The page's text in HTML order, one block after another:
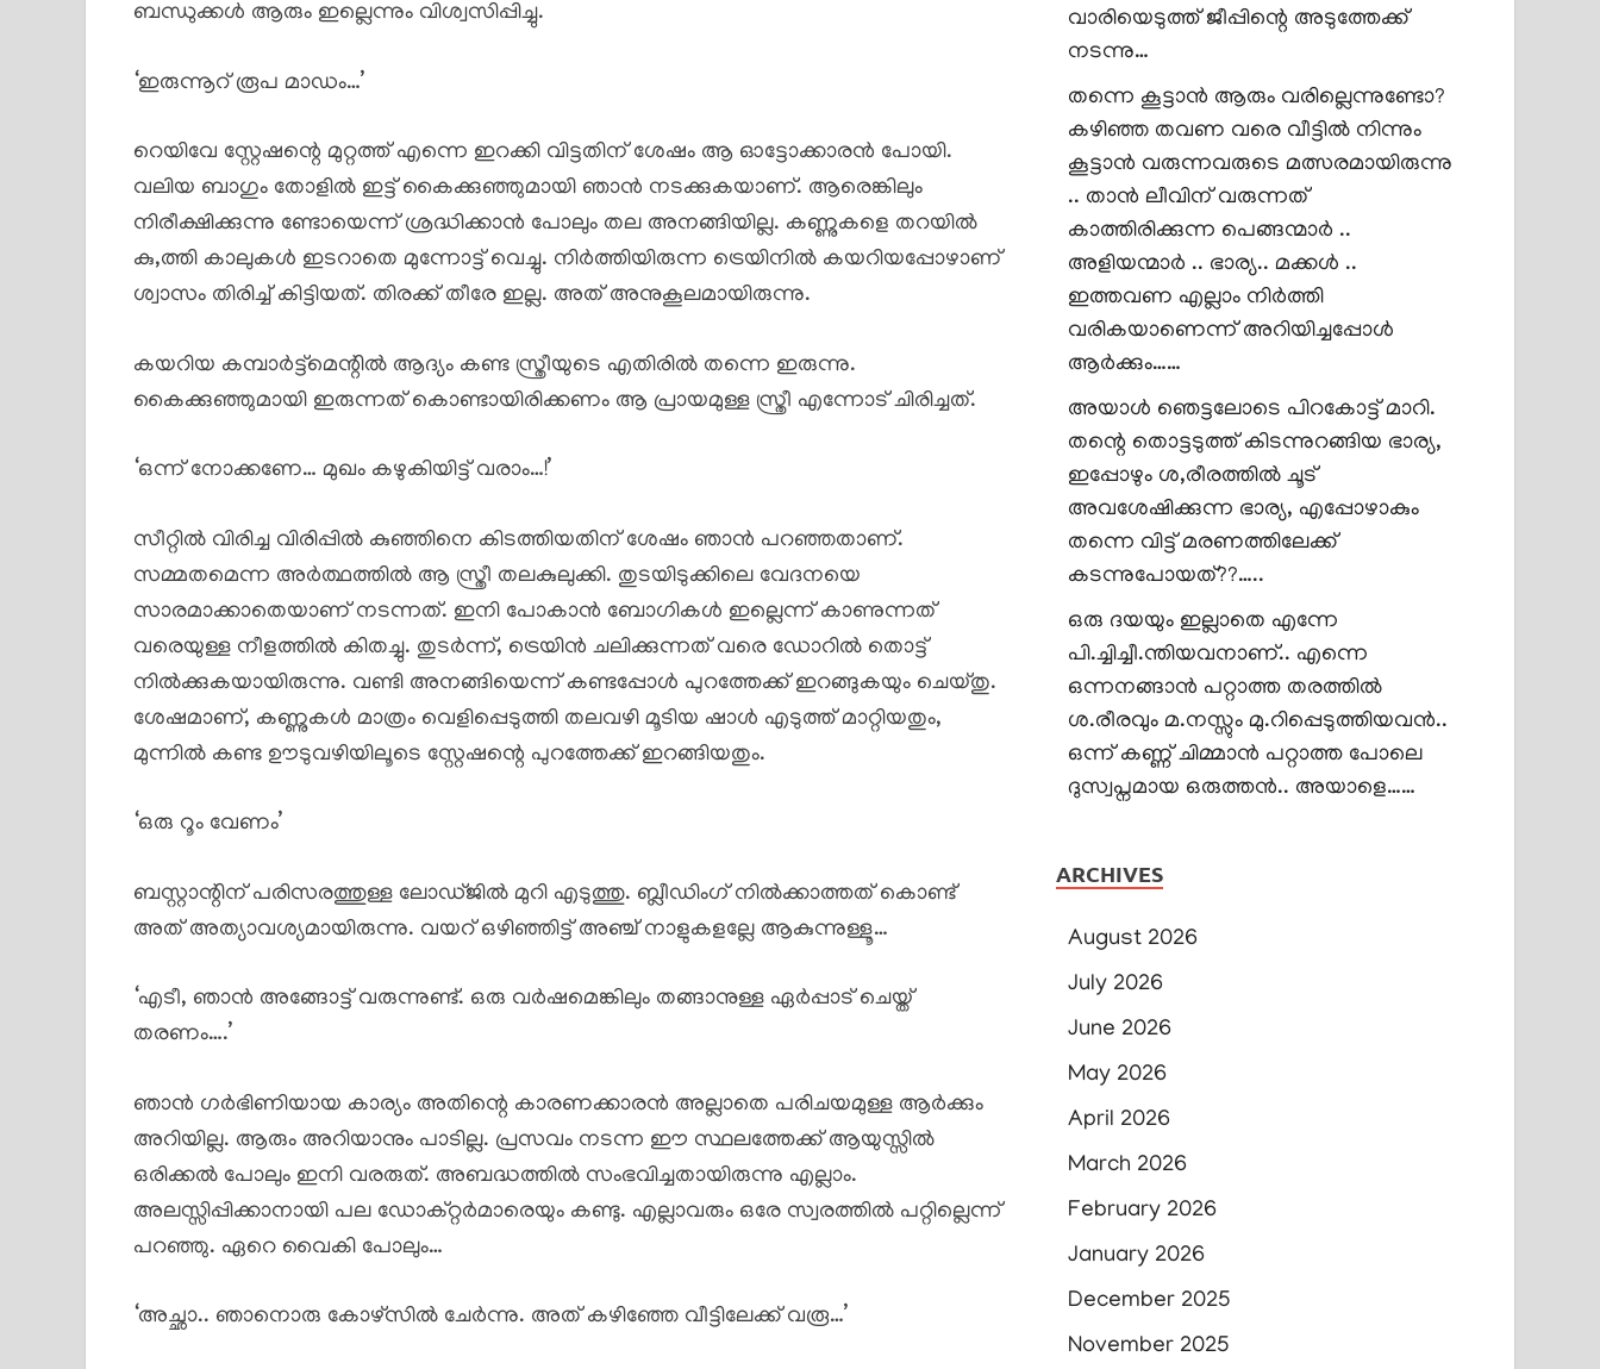
ബന്ധുക്കൾ ആരും ഇല്ലെന്നും വിശ്വസിപ്പിച്ചു.
‘ഇരുന്നൂറ് രൂപ മാഡം…’
റെയിവേ സ്റ്റേഷന്റെ മുറ്റത്ത് എന്നെ ഇറക്കി വിട്ടതിന് ശേഷം ആ ഓട്ടോക്കാരൻ പോയി.
വലിയ ബാഗും തോളിൽ ഇട്ട് കൈക്കുഞ്ഞുമായി ഞാൻ നടക്കുകയാണ്. ആരെങ്കിലും
നിരീക്ഷിക്കുന്നു ണ്ടോയെന്ന് ശ്രദ്ധിക്കാൻ പോലും തല അനങ്ങിയില്ല. കണ്ണുകളെ തറയിൽ
കു,ത്തി കാലുകൾ ഇടറാതെ മുന്നോട്ട് വെച്ചു. നിർത്തിയിരുന്ന ട്രെയിനിൽ കയറിയപ്പോഴാണ്
ശ്വാസം തിരിച്ച് കിട്ടിയത്. തിരക്ക് തീരേ ഇല്ല. അത് അനുകൂലമായിരുന്നു.
കയറിയ കമ്പാർട്ട്മെന്റിൽ ആദ്യം കണ്ട സ്ത്രീയുടെ എതിരിൽ തന്നെ ഇരുന്നു.
കൈക്കുഞ്ഞുമായി ഇരുന്നത് കൊണ്ടായിരിക്കണം ആ പ്രായമുള്ള സ്ത്രീ എന്നോട് ചിരിച്ചത്.
‘ഒന്ന് നോക്കണേ… മുഖം കഴുകിയിട്ട് വരാം…!’
സീറ്റിൽ വിരിച്ച വിരിപ്പിൽ കുഞ്ഞിനെ കിടത്തിയതിന് ശേഷം ഞാൻ പറഞ്ഞതാണ്.
സമ്മതമെന്ന അർത്ഥത്തിൽ ആ സ്ത്രീ തലകുലുക്കി. തുടയിടുക്കിലെ വേദനയെ
സാരമാക്കാതെയാണ് നടന്നത്. ഇനി പോകാൻ ബോഗികൾ ഇല്ലെന്ന് കാണുന്നത്
വരെയുള്ള നീളത്തിൽ കിതച്ചു. തുടർന്ന്, ട്രെയിൻ ചലിക്കുന്നത് വരെ ഡോറിൽ തൊട്ട്
നിൽക്കുകയായിരുന്നു. വണ്ടി അനങ്ങിയെന്ന് കണ്ടപ്പോൾ പുറത്തേക്ക് ഇറങ്ങുകയും ചെയ്തു.
ശേഷമാണ്, കണ്ണുകൾ മാത്രം വെളിപ്പെടുത്തി തലവഴി മൂടിയ ഷാൾ എടുത്ത് മാറ്റിയതും,
മുന്നിൽ കണ്ട ഊടുവഴിയിലൂടെ സ്റ്റേഷന്റെ പുറത്തേക്ക് ഇറങ്ങിയതും.
‘ഒരു റൂം വേണം’
ബസ്റ്റാന്റിന് പരിസരത്തുള്ള ലോഡ്ജിൽ മുറി എടുത്തു. ബ്ലീഡിംഗ് നിൽക്കാത്തത് കൊണ്ട്
അത് അത്യാവശ്യമായിരുന്നു. വയറ് ഒഴിഞ്ഞിട്ട് അഞ്ച് നാളുകളല്ലേ ആകുന്നുള്ളൂ…
‘എടീ, ഞാൻ അങ്ങോട്ട് വരുന്നുണ്ട്. ഒരു വർഷമെങ്കിലും തങ്ങാനുള്ള ഏർപ്പാട് ചെയ്ത്
തരണം….’
ഞാൻ ഗർഭിണിയായ കാര്യം അതിന്റെ കാരണക്കാരൻ അല്ലാതെ പരിചയമുള്ള ആർക്കും
അറിയില്ല. ആരും അറിയാനും പാടില്ല. പ്രസവം നടന്ന ഈ സ്ഥലത്തേക്ക് ആയുസ്സിൽ
ഒരിക്കൽ പോലും ഇനി വരരുത്. അബദ്ധത്തിൽ സംഭവിച്ചതായിരുന്നു എല്ലാം.
അലസ്സിപ്പിക്കാനായി പല ഡോക്റ്റർമാരെയും കണ്ടു. എല്ലാവരും ഒരേ സ്വരത്തിൽ പറ്റില്ലെന്ന്
പറഞ്ഞു. ഏറെ വൈകി പോലും…
‘അച്ഛാ.. ഞാനൊരു കോഴ്സിൽ ചേർന്നു. അത് കഴിഞ്ഞേ വീട്ടിലേക്ക് വരൂ…’
വാരിയെടുത്ത് ജീപ്പിന്റെ അടുത്തേക്ക്
നടന്നു…
തന്നെ കൂട്ടാൻ ആരും വരില്ലെന്നുണ്ടോ?
കഴിഞ്ഞ തവണ വരെ വീട്ടിൽ നിന്നും
കൂട്ടാൻ വരുന്നവരുടെ മത്സരമായിരുന്നു
.. താൻ ലീവിന് വരുന്നത്
കാത്തിരിക്കുന്ന പെങ്ങന്മാർ ..
അളിയന്മാർ .. ഭാര്യ.. മക്കൾ ..
ഇത്തവണ എല്ലാം നിർത്തി
വരികയാണെന്ന് അറിയിച്ചപ്പോൾ
ആർക്കും……
അയാൾ ഞെട്ടലോടെ പിറകോട്ട് മാറി.
തന്റെ തൊട്ടടുത്ത് കിടന്നുറങ്ങിയ ഭാര്യ,
ഇപ്പോഴും ശ,രീരത്തിൽ ചൂട്
അവശേഷിക്കുന്ന ഭാര്യ, എപ്പോഴാകും
തന്നെ വിട്ട് മരണത്തിലേക്ക്
കടന്നുപോയത്??…..
ഒരു ദയയും ഇല്ലാതെ എന്നേ
പി.ച്ചിച്ചീ.ന്തിയവനാണ്.. എന്നെ
ഒന്നനങ്ങാൻ പറ്റാത്ത തരത്തിൽ
ശ.രീരവും മ.നസ്സും മു.റിപ്പെടുത്തിയവൻ..
ഒന്ന് കണ്ണ് ചിമ്മാൻ പറ്റാത്ത പോലെ
ദുസ്വപ്നമായ ഒരുത്തൻ.. അയാളെ……
ARCHIVES
August 2026
July 2026
June 2026
May 2026
April 2026
March 2026
February 2026
January 2026
December 2025
November 2025